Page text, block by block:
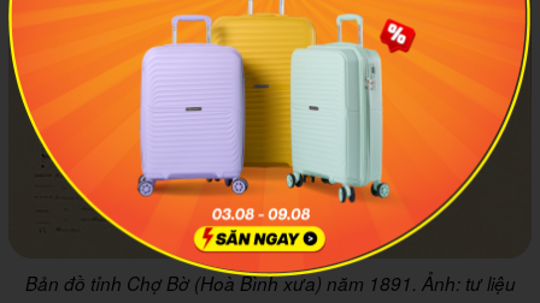
Bản đồ tỉnh Chợ Bờ (Hoà Bình xưa) năm 1891. Ảnh: tư liệu